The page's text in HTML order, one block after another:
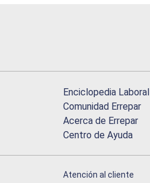
Enciclopedia Laboral
Comunidad Errepar
Acerca de Errepar
Centro de Ayuda
Atención al cliente